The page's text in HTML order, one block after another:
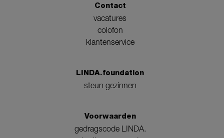
Contact
vacatures
colofon
klantenservice
LINDA.foundation
steun gezinnen
Voorwaarden
gedragscode LINDA.